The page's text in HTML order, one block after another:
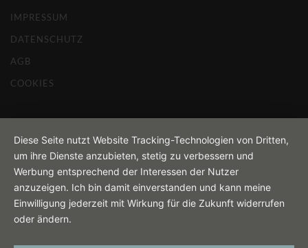
IMPRESSUM
DATENSCHUTZ
AGB
COOKIES
Diese Seite nutzt Website Tracking-Technologien von Dritten,
um ihre Dienste anzubieten, stetig zu verbessern und
Werbung entsprechend der Interessen der Nutzer
anzuzeigen. Ich bin damit einverstanden und kann meine
Einwilligung jederzeit mit Wirkung für die Zukunft widerrufen
oder ändern.